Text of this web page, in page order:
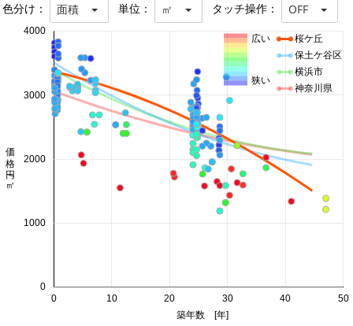
色分け： 面積 単位： ㎡ タッチ操作： OFF
0 10 20 30 40 50
0
1000
2000
3000
4000
築年数 [年]
価格 円/㎡
桜ケ丘
保土ケ谷区
横浜市
神奈川県
広い
狭い